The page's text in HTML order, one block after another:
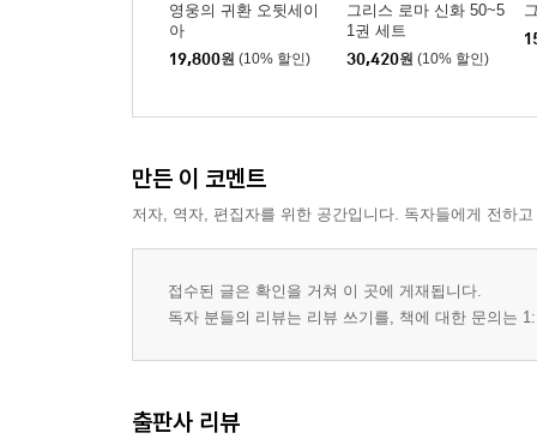
영웅의 귀환 오뒷세이
아
19,800원 (10% 할인)
그리스 로마 신화 50~5
1권 세트
30,420원 (10% 할인)
만든 이 코멘트
저자, 역자, 편집자를 위한 공간입니다. 독자들에게 전하
접수된 글은 확인을 거쳐 이 곳에 게재됩니다.
독자 분들의 리뷰는 리뷰 쓰기를, 책에 대한 문의는
출판사 리뷰